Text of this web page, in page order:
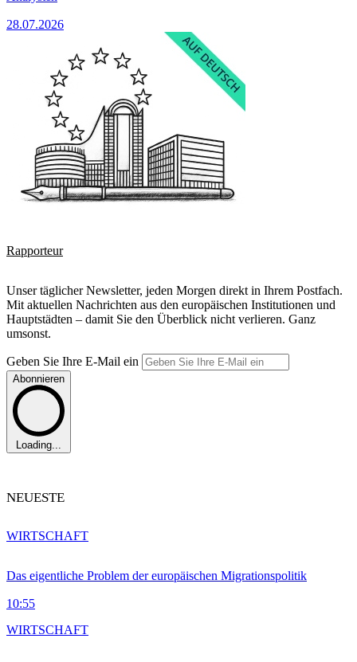
28.07.2026
Rapporteur
Unser täglicher Newsletter, jeden Morgen direkt in Ihrem Postfach.
Mit aktuellen Nachrichten aus den europäischen Institutionen und
Hauptstädten – damit Sie den Überblick nicht verlieren. Ganz
umsonst.
Geben Sie Ihre E-Mail ein
Abonnieren
Loading...
NEUESTE
Das eigentliche Problem der europäischen Migrationspolitik
10:55
WIRTSCHAFT
WIRTSCHAFT